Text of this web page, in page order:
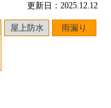
更新日：2025.12.12
屋上防水 雨漏り